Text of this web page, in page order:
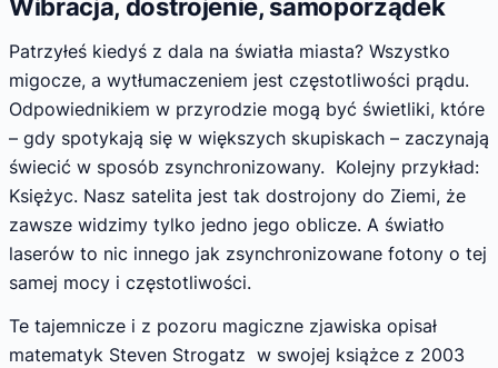
Wibracja, dostrojenie, samoporządek
Patrzyłeś kiedyś z dala na światła miasta? Wszystko
migocze, a wytłumaczeniem jest częstotliwości prądu.
Odpowiednikiem w przyrodzie mogą być świetliki, które
– gdy spotykają się w większych skupiskach – zaczynają
świecić w sposób zsynchronizowany. Kolejny przykład:
Księżyc. Nasz satelita jest tak dostrojony do Ziemi, że
zawsze widzimy tylko jedno jego oblicze. A światło
laserów to nic innego jak zsynchronizowane fotony o tej
samej mocy i częstotliwości.
Te tajemnicze i z pozoru magiczne zjawiska opisał
matematyk Steven Strogatz w swojej książce z 2003